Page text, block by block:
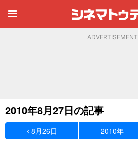
ADVERTISEMENT
2010年8月27日の記事
8月26日 2010年